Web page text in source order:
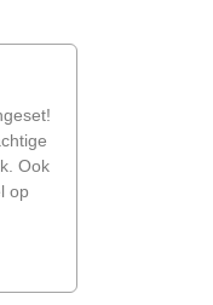
Ook
op